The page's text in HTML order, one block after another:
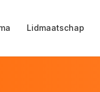
Lidmaatschap